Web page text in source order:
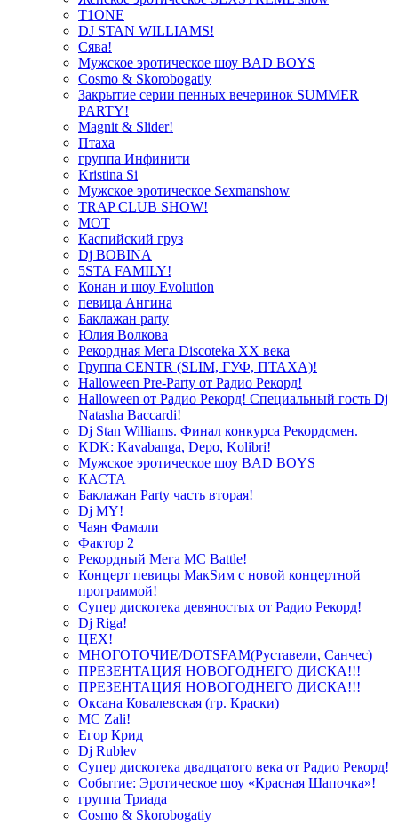
T1ONE
DJ STAN WILLIAMS!
Сява!
Мужское эротическое шоу BAD BOYS
Cosmo & Skorobogatiy
Закрытие серии пенных вечеринок SUMMER
PARTY!
Magnit & Slider!
Птаха
группа Инфинити
Kristina Si
Мужское эротическое Sexmanshow
TRAP CLUB SHOW!
МОТ
Каспийский груз
Dj BOBINA
5STA FAMILY!
Конан и шоу Evolution
певица Ангина
Баклажан party
Юлия Волкова
Рекордная Мега Discoteka XX века
Группа CENTR (SLIM, ГУФ, ПТАХА)!
Halloween Pre-Party от Радио Рекорд!
Halloween от Радио Рекорд! Специальный гость Dj
Natasha Baccardi!
Dj Stan Williams. Финал конкурса Рекордсмен.
KDK: Kavabanga, Depo, Kolibri!
Мужское эротическое шоу BAD BOYS
КАСТА
Баклажан Party часть вторая!
Dj MY!
Чаян Фамали
Фактор 2
Рекордный Мега МС Battle!
Концерт певицы МакSим с новой концертной
программой!
Супер дискотека девяностых от Радио Рекорд!
Dj Riga!
ЦЕХ!
МНОГОТОЧИЕ/DOTSFAM(Руставели, Санчес)
ПРЕЗЕНТАЦИЯ НОВОГОДНЕГО ДИСКА!!!
ПРЕЗЕНТАЦИЯ НОВОГОДНЕГО ДИСКА!!!
Оксана Ковалевская (гр. Краски)
MC Zali!
Егор Крид
Dj Rublev
Супер дискотека двадцатого века от Радио Рекорд!
Событие: Эротическое шоу «Красная Шапочка»!
группа Триада
Cosmo & Skorobogatiy